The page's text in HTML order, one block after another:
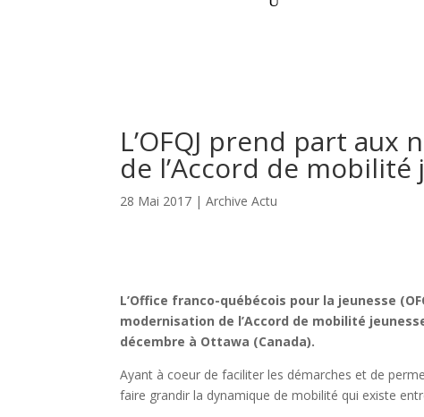
L’OFQJ prend part
de l’Accord de mobilité
28 Mai 2017 |Archive Actu
L’Office franco-québécois pour la jeunesse
modernisation de l’Accord de mobilité
décembre à Ottawa (Canada).
Ayant à coeur de faciliter les démarches et de
faire grandir la dynamique de mobilité qui existe